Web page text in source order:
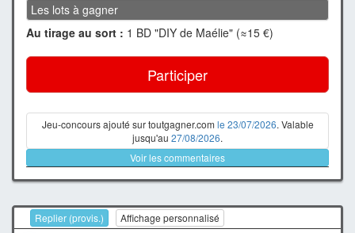
Les lots à gagner
Au tirage au sort : 1 BD "DIY de Maélie" (≈15 €)
Participer
Jeu-concours ajouté sur toutgagner.com le 23/07/2026. Valable
jusqu'au 27/08/2026.
Voir les commentaires
Replier (provis.) Affichage personnalisé